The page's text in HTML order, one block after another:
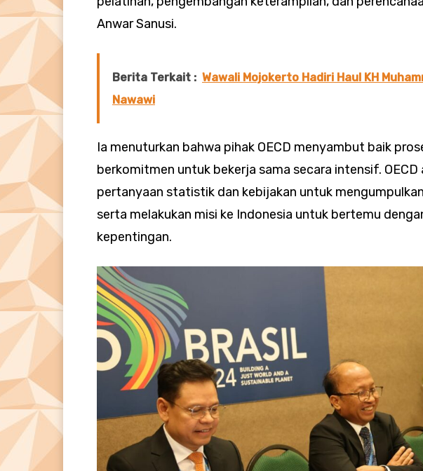
Anwar Sanusi.
Berita Terkait : Wawali Mojokerto Hadiri Haul KH
Nawawi
Ia menuturkan bahwa pihak OECD menyambut baik
berkomitmen untuk bekerja sama secara intensif. OECD
pertanyaan statistik dan kebijakan untuk
serta melakukan misi ke Indonesia untuk bertemu
kepentingan.